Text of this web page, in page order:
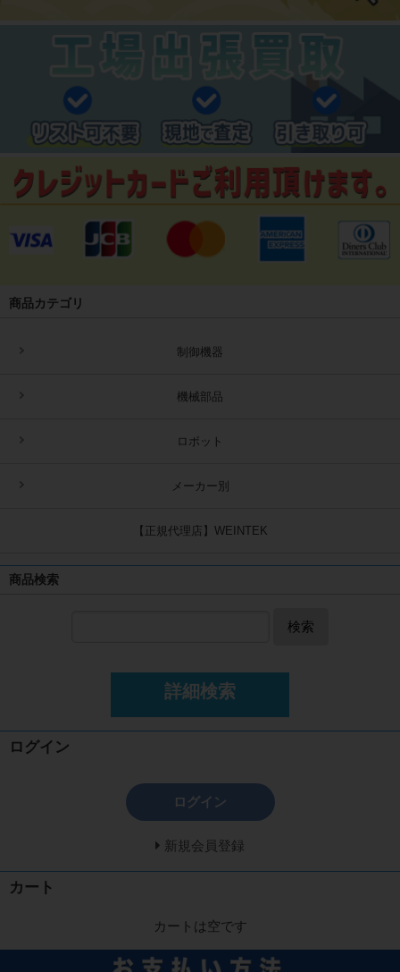
商品カテゴリ
制御機器
機械部品
ロボット
メーカー別
【正規代理店】WEINTEK
商品検索
検索
詳細検索
ログイン
ログイン
新規会員登録
カート
カートは空です